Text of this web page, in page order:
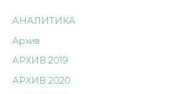
АНАЛИТИКА
Архив
АРХИВ 2019
АРХИВ 2020